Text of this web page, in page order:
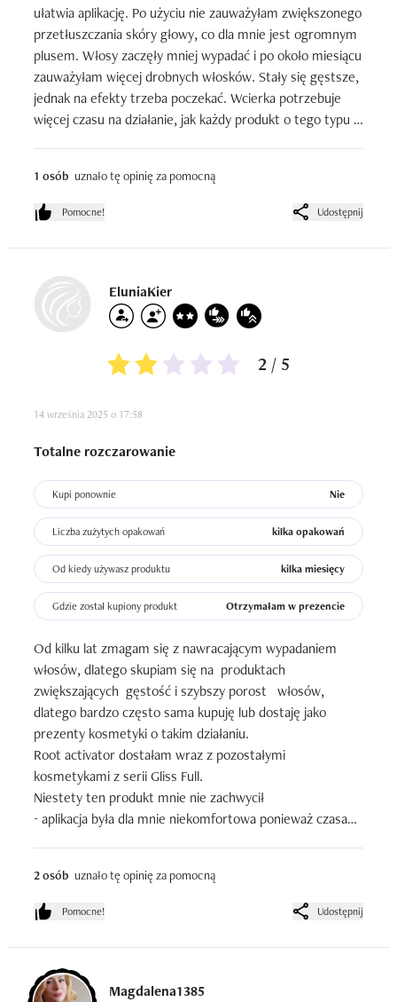
ułatwia aplikację. Po użyciu nie zauważyłam zwiększonego
przetłuszczania skóry głowy, co dla mnie jest ogromnym
plusem. Włosy zaczęły mniej wypadać i po około miesiącu
zauważyłam więcej drobnych włosków. Stały się gęstsze,
jednak na efekty trzeba poczekać. Wcierka potrzebuje
więcej czasu na działanie, jak każdy produkt o tego typu
1 osób uznało tę opinię za pomocną
Pomocne! Udostępnij
EluniaKier
2 / 5
14 września 2025 o 17:58
Totalne rozczarowanie
Kupi ponownie Nie
Liczba zużytych opakowań kilka opakowań
Od kiedy używasz produktu kilka miesięcy
Gdzie został kupiony produkt Otrzymałam w prezencie
Od kilku lat zmagam się z nawracającym wypadaniem
włosów, dlatego skupiam się na  produktach
zwiększających  gęstość i szybszy porost   włosów,
dlatego bardzo często sama kupuję lub dostaję jako
prezenty kosmetyki o takim działaniu.
Root activator dostałam wraz z pozostałymi
kosmetykami z serii Gliss Full.
Niestety ten produkt mnie nie zachwycił
- aplikacja była dla mnie niekomfortowa ponieważ czasami
W sumie jedna butelka starczyła mi na trzy tygodnie przy
stosowaniu dwa razy dziennie .
Po tych trzech tygodniach nie zauważyłam jeszcze
efektów,  więc dokupiłam drugą butelkę.
Niestety po 6 tygodniach nie zauważyłam żadnych
spektakularnych efektów,  ani szybszego porostu włosów
2 osób uznało tę opinię za pomocną
Pomocne! Udostępnij
Magdalena1385